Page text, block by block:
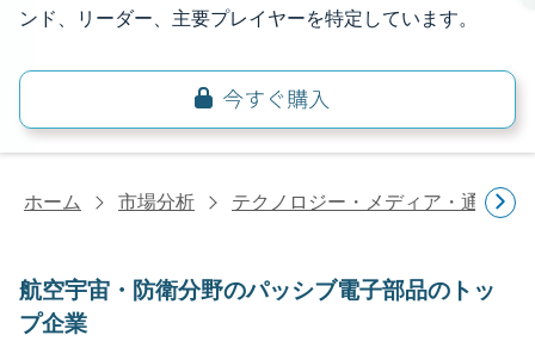
ンド、リーダー、主要プレイヤーを特定しています。
ホーム 市場分析 テクノロジー・メディア・通信研
航空宇宙・防衛分野のパッシブ電子部品のトッ
プ企業